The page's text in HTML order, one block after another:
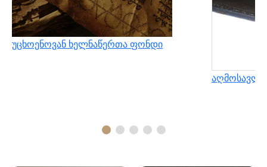
უცხოენოვან ხელნაწერთა ფონდი